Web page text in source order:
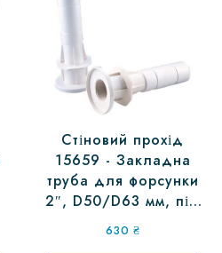
Стіновий прохід
15659 - Закладна
труба для форсунки
2″, D50/D63 мм, під
бетон
630 ₴